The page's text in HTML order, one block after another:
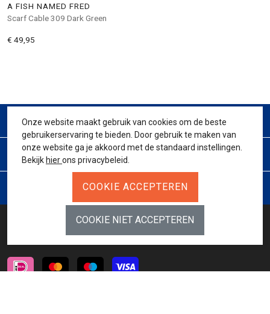
A FISH NAMED FRED
Scarf Cable 309 Dark Green
€ 49,95
CONTACT
KLANTENSERVICE
Onze website maakt gebruik van cookies om de beste
gebruikerservaring te bieden. Door gebruik te maken van
onze website ga je akkoord met de standaard instellingen.
Bekijk hierons privacybeleid.